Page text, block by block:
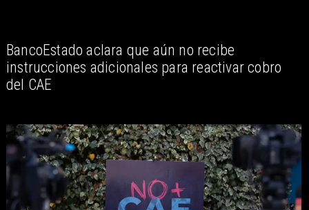
BancoEstado aclara que aún no recibe
instrucciones adicionales para reactivar cobro
del CAE